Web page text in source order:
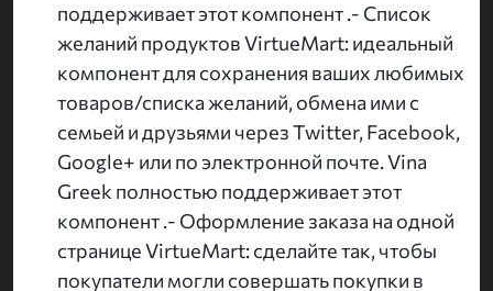
поддерживает этот компонент .- Список
желаний продуктов VirtueMart: идеальный
компонент для сохранения ваших любимых
товаров/списка желаний, обмена ими с
семьей и друзьями через Twitter, Facebook,
Google+ или по электронной почте. Vina
Greek полностью поддерживает этот
компонент .- Оформление заказа на одной
странице VirtueMart: сделайте так, чтобы
покупатели могли совершать покупки в